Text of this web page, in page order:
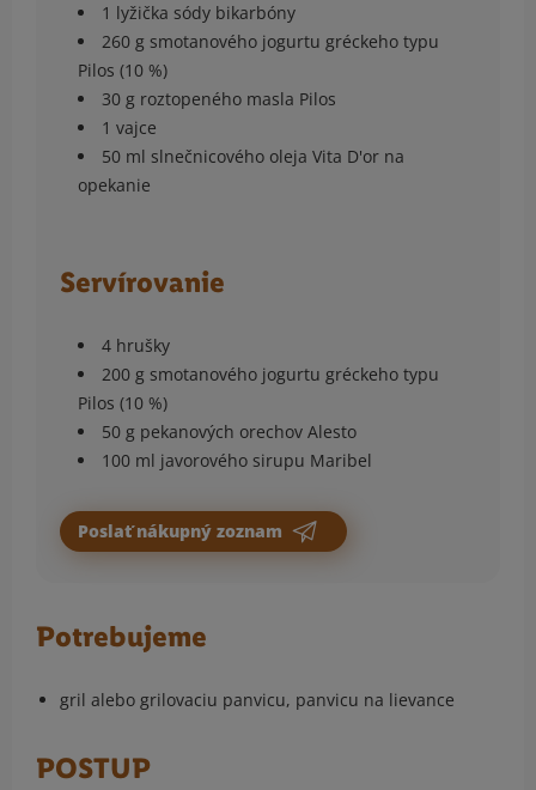
1 lyžička sódy bikarbóny
260 g smotanového jogurtu gréckeho typu
Pilos (10 %)
30 g roztopeného masla Pilos
1 vajce
50 ml slnečnicového oleja Vita D'or na
opekanie
Servírovanie
4 hrušky
200 g smotanového jogurtu gréckeho typu
Pilos (10 %)
50 g pekanových orechov Alesto
100 ml javorového sirupu Maribel
Poslať nákupný zoznam
Potrebujeme
gril alebo grilovaciu panvicu, panvicu na lievance
POSTUP